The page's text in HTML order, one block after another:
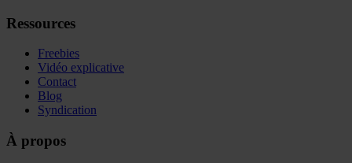
Ressources
Freebies
Vidéo explicative
Contact
Blog
Syndication
À propos